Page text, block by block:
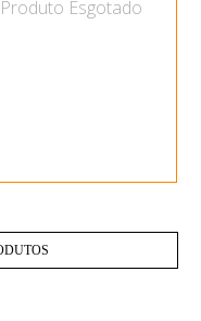
Produto Esgotado